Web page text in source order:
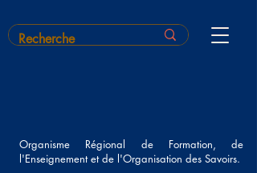
Organisme Régional de Formation, de
l'Enseignement et de l'Organisation des Savoirs.